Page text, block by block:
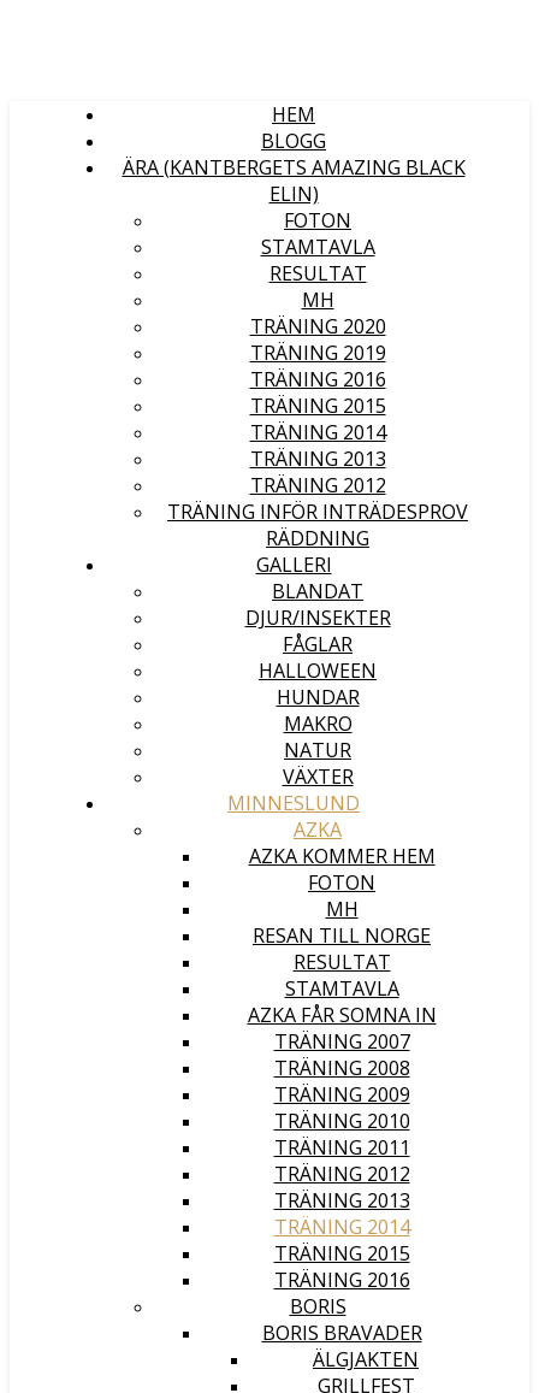
HEM
BLOGG
ÄRA (KANTBERGETS AMAZING BLACK
ELIN)
FOTON
STAMTAVLA
RESULTAT
MH
TRÄNING 2020
TRÄNING 2019
TRÄNING 2016
TRÄNING 2015
TRÄNING 2014
TRÄNING 2013
TRÄNING 2012
TRÄNING INFÖR INTRÄDESPROV
RÄDDNING
GALLERI
BLANDAT
DJUR/INSEKTER
FÅGLAR
HALLOWEEN
HUNDAR
MAKRO
NATUR
VÄXTER
MINNESLUND
AZKA
AZKA KOMMER HEM
FOTON
MH
RESAN TILL NORGE
RESULTAT
STAMTAVLA
AZKA FÅR SOMNA IN
TRÄNING 2007
TRÄNING 2008
TRÄNING 2009
TRÄNING 2010
TRÄNING 2011
TRÄNING 2012
TRÄNING 2013
TRÄNING 2014
TRÄNING 2015
TRÄNING 2016
BORIS
BORIS BRAVADER
ÄLGJAKTEN
GRILLFEST